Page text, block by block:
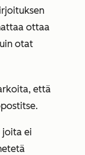
ottaa
otat
että
joita ei